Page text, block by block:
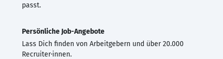
passt.
Persönliche Job-Angebote
Lass Dich finden von Arbeitgebern und über 20.000
Recruiter·innen.